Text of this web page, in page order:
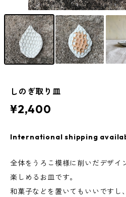
しのぎ取り皿
¥2,400
International shipping
全体をうろこ模様に削いだデザイ
楽しめるお皿です。
和菓子などを置いてもいいですし